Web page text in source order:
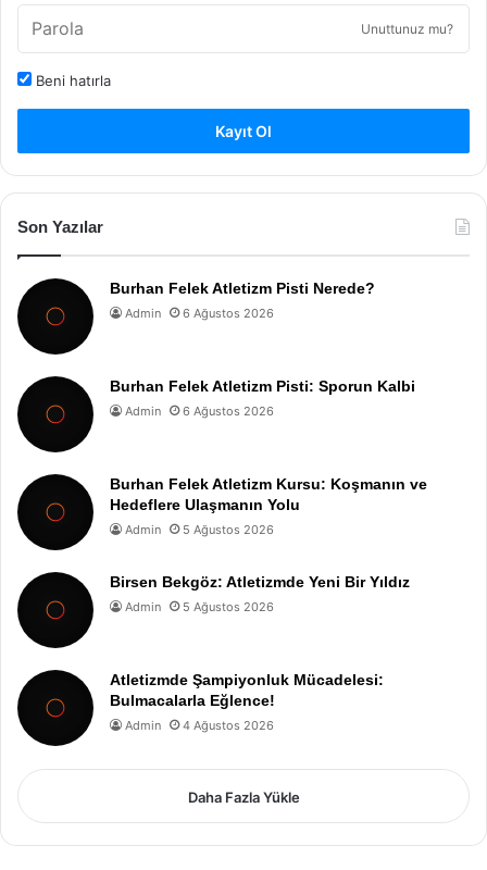
Unuttunuz mu?
Beni hatırla
Kayıt Ol
Son Yazılar
Burhan Felek Atletizm Pisti Nerede?
Admin 6 Ağustos 2026
Burhan Felek Atletizm Pisti: Sporun Kalbi
Admin 6 Ağustos 2026
Burhan Felek Atletizm Kursu: Koşmanın ve
Hedeflere Ulaşmanın Yolu
Admin 5 Ağustos 2026
Birsen Bekgöz: Atletizmde Yeni Bir Yıldız
Admin 5 Ağustos 2026
Atletizmde Şampiyonluk Mücadelesi:
Bulmacalarla Eğlence!
Admin 4 Ağustos 2026
Daha Fazla Yükle